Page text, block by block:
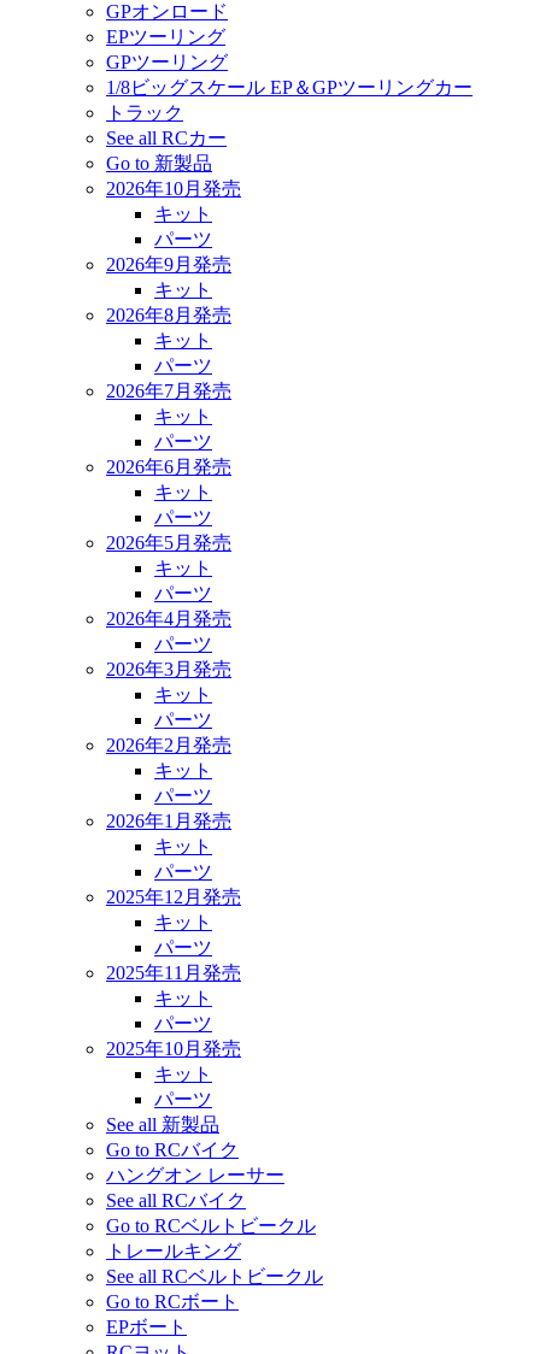
GPオンロード
EPツーリング
GPツーリング
1/8ビッグスケール EP＆GPツーリングカー
トラック
See all RCカー
Go to 新製品
2026年10月発売
キット
パーツ
2026年9月発売
キット
2026年8月発売
キット
パーツ
2026年7月発売
キット
パーツ
2026年6月発売
キット
パーツ
2026年5月発売
キット
パーツ
2026年4月発売
パーツ
2026年3月発売
キット
パーツ
2026年2月発売
キット
パーツ
2026年1月発売
キット
パーツ
2025年12月発売
キット
パーツ
2025年11月発売
キット
パーツ
2025年10月発売
キット
パーツ
See all 新製品
Go to RCバイク
ハングオン レーサー
See all RCバイク
Go to RCベルトビークル
トレールキング
See all RCベルトビークル
Go to RCボート
EPボート